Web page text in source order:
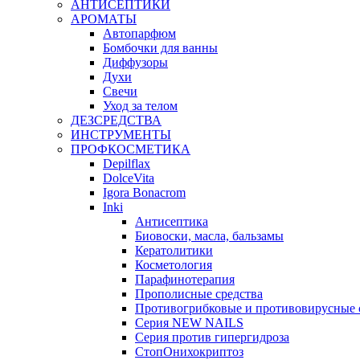
АНТИСЕПТИКИ
АРОМАТЫ
Автопарфюм
Бомбочки для ванны
Диффузоры
Духи
Свечи
Уход за телом
ДЕЗСРЕДСТВА
ИНСТРУМЕНТЫ
ПРОФКОСМЕТИКА
Depilflax
DolceVita
Igora Bonacrom
Inki
Антисептика
Биовоски, масла, бальзамы
Кератолитики
Косметология
Парафинотерапия
Прополисные средства
Противогрибковые и противовирусные
Серия NEW NAILS
Серия против гипергидроза
СтопОнихокриптоз